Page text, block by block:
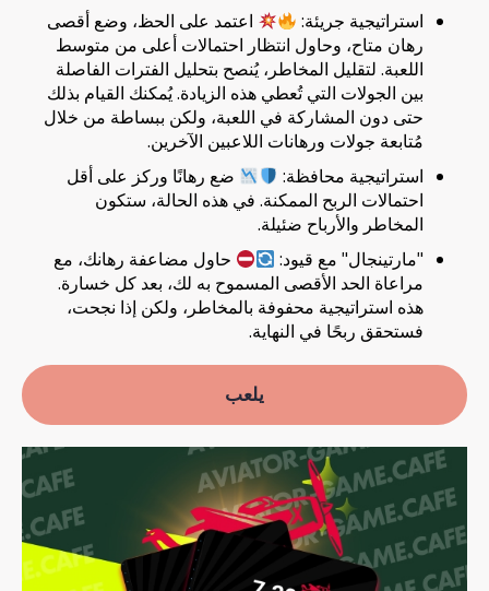
استراتيجية جريئة:
اعتمد على الحظ، وضع أقصى
رهان متاح، وحاول انتظار احتمالات أعلى من متوسط ​​
اللعبة. لتقليل المخاطر، يُنصح بتحليل الفترات الفاصلة
بين الجولات التي تُعطي هذه الزيادة. يُمكنك القيام بذلك
حتى دون المشاركة في اللعبة، ولكن ببساطة من خلال
مُتابعة جولات ورهانات اللاعبين الآخرين.
استراتيجية محافظة:
ضع رهانًا وركز على أقل
احتمالات الربح الممكنة. في هذه الحالة، ستكون
المخاطر والأرباح ضئيلة.
"مارتينجال" مع قيود:
حاول مضاعفة رهانك، مع
مراعاة الحد الأقصى المسموح به لك، بعد كل خسارة.
هذه استراتيجية محفوفة بالمخاطر، ولكن إذا نجحت،
فستحقق ربحًا في النهاية.
يلعب